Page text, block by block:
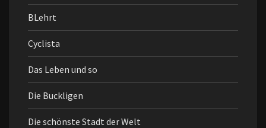
BLehrt
Cyclista
Das Leben und so
Die Buckligen
Die schönste Stadt der Welt